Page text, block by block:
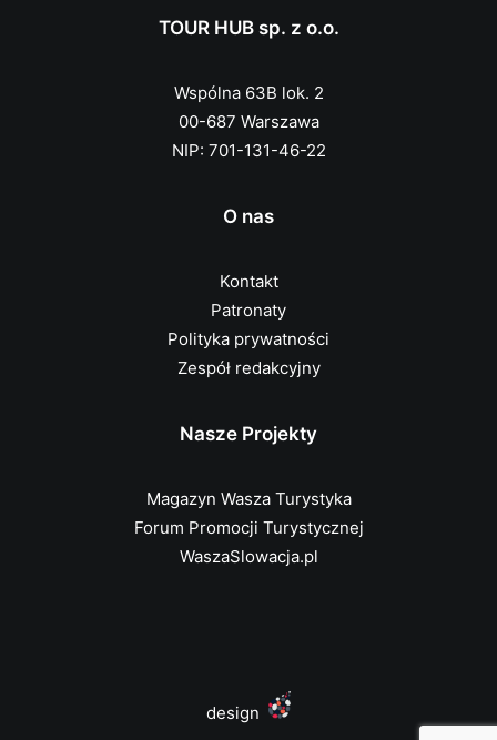
TOUR HUB sp. z o.o.
Wspólna 63B lok. 2
00-687 Warszawa
NIP: 701-131-46-22
O nas
Kontakt
Patronaty
Polityka prywatności
Zespół redakcyjny
Nasze Projekty
Magazyn Wasza Turystyka
Forum Promocji Turystycznej
WaszaSlowacja.pl
design